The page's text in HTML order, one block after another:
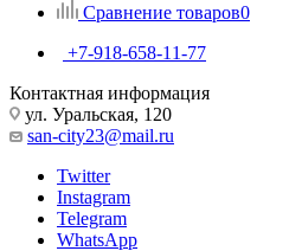
Сравнение товаров0
+7-918-658-11-77
Контактная информация
ул. Уральская, 120
san-city23@mail.ru
Twitter
Instagram
Telegram
WhatsApp